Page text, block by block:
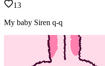
13
My baby Siren q-q